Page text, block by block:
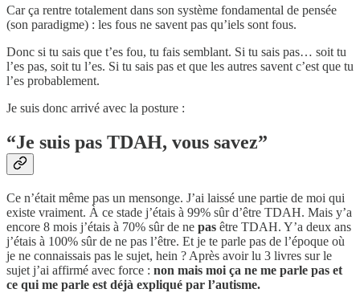
Car ça rentre totalement dans son système fondamental de pensée
(son paradigme) : les fous ne savent pas qu’iels sont fous.
Donc si tu sais que t’es fou, tu fais semblant. Si tu sais pas… soit tu
l’es pas, soit tu l’es. Si tu sais pas et que les autres savent c’est que tu
l’es probablement.
Je suis donc arrivé avec la posture :
“Je suis pas TDAH, vous savez”
Ce n’était même pas un mensonge. J’ai laissé une partie de moi qui
existe vraiment. À ce stade j’étais à 99% sûr d’être TDAH. Mais y’a
encore 8 mois j’étais à 70% sûr de ne pas être TDAH. Y’a deux ans
j’étais à 100% sûr de ne pas l’être. Et je te parle pas de l’époque où
je ne connaissais pas le sujet, hein ? Après avoir lu 3 livres sur le
sujet j’ai affirmé avec force : non mais moi ça ne me parle pas et
ce qui me parle est déjà expliqué par l’autisme.